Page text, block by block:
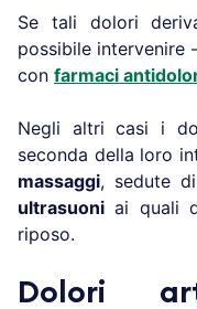
Se tali dolori
possibile
con farmaci
Negli altri casi i
seconda della loro
massaggi, sedute di
ultrasuoni ai quali
riposo.
Dolori